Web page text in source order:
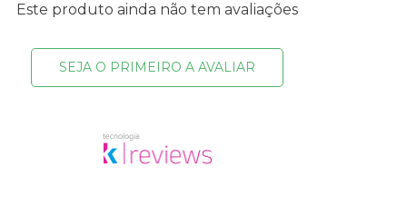
Este produto ainda não tem avaliações
SEJA O PRIMEIRO A AVALIAR